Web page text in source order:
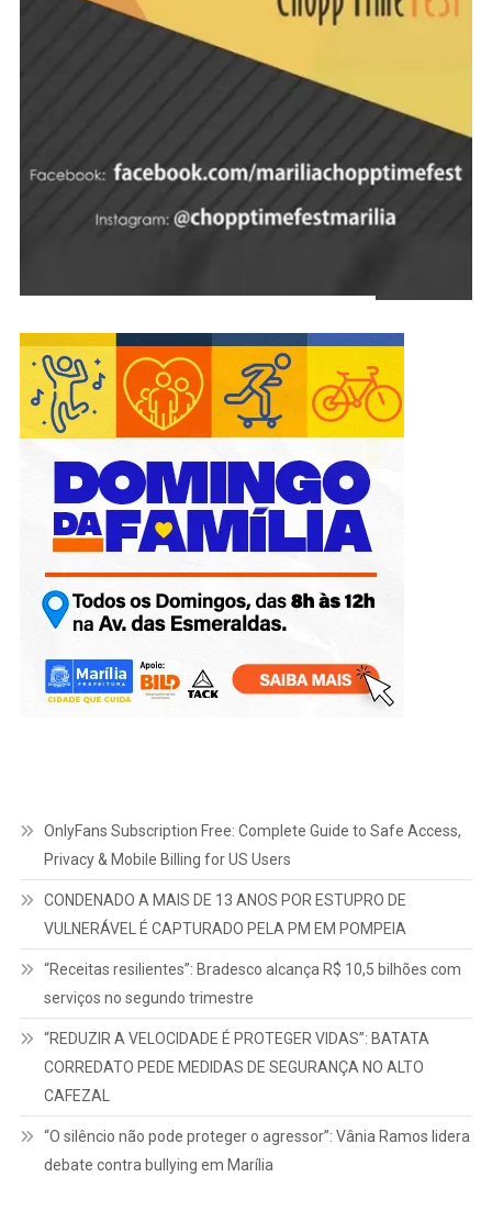
OnlyFans Subscription Free: Complete Guide to Safe Access,
Privacy & Mobile Billing for US Users
CONDENADO A MAIS DE 13 ANOS POR ESTUPRO DE
VULNERÁVEL É CAPTURADO PELA PM EM POMPEIA
“Receitas resilientes”: Bradesco alcança R$ 10,5 bilhões com
serviços no segundo trimestre
“REDUZIR A VELOCIDADE É PROTEGER VIDAS”: BATATA
CORREDATO PEDE MEDIDAS DE SEGURANÇA NO ALTO
CAFEZAL
“O silêncio não pode proteger o agressor”: Vânia Ramos lidera
debate contra bullying em Marília